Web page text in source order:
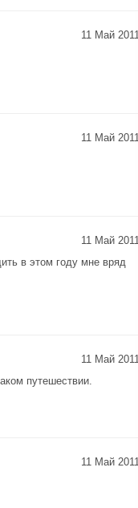
11 Май 2011
11 Май 2011
11 Май 2011
в этом году мне вряд
11 Май 2011
путешествии.
11 Май 2011